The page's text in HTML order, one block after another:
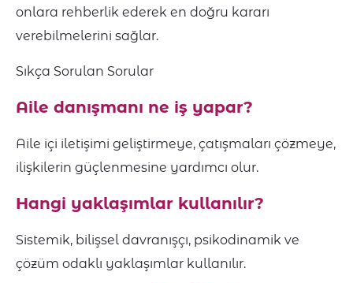
onlara rehberlik ederek en doğru kararı
verebilmelerini sağlar.
Sıkça Sorulan Sorular
Aile danışmanı ne iş yapar?
Aile içi iletişimi geliştirmeye, çatışmaları çözmeye,
ilişkilerin güçlenmesine yardımcı olur.
Hangi yaklaşımlar kullanılır?
Sistemik, bilişsel davranışçı, psikodinamik ve
çözüm odaklı yaklaşımlar kullanılır.